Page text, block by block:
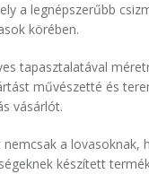
a legnépszerűbb
körében.
tapasztalatával
művészetté és
vásárlót.
nemcsak a lovasoknak,
készített